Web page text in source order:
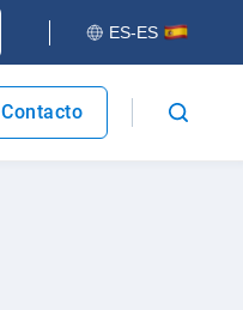
ES-ES
Contacto